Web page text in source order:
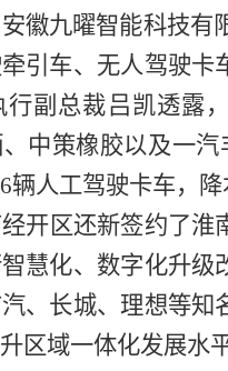
徽九曜智能科技有
引车、无人驾驶
行副总裁吕凯透露
中策橡胶以及一
辆人工驾驶卡车，
开区还新签约了
慧化、数字化升
、长城、理想等
区域一体化发展水